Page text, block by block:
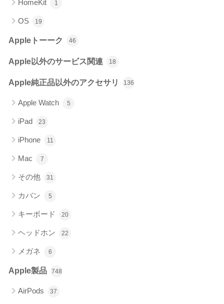
HomeKit 1
OS 19
Appleトーーク 46
Apple以外のサービス関連 18
Apple純正品以外のアクセサリ 136
Apple Watch 5
iPad 23
iPhone 11
Mac 7
その他 31
カバン 5
キーボード 20
ヘッドホン 22
メガネ 6
Apple製品 748
AirPods 37